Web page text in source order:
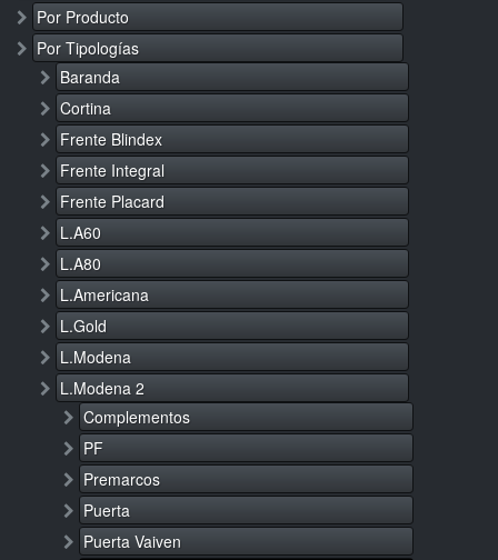
Por Producto
Por Tipologías
Baranda
Cortina
Frente Blindex
Frente Integral
Frente Placard
L.A60
L.A80
L.Americana
L.Gold
L.Modena
L.Modena 2
Complementos
PF
Premarcos
Puerta
Puerta Vaiven